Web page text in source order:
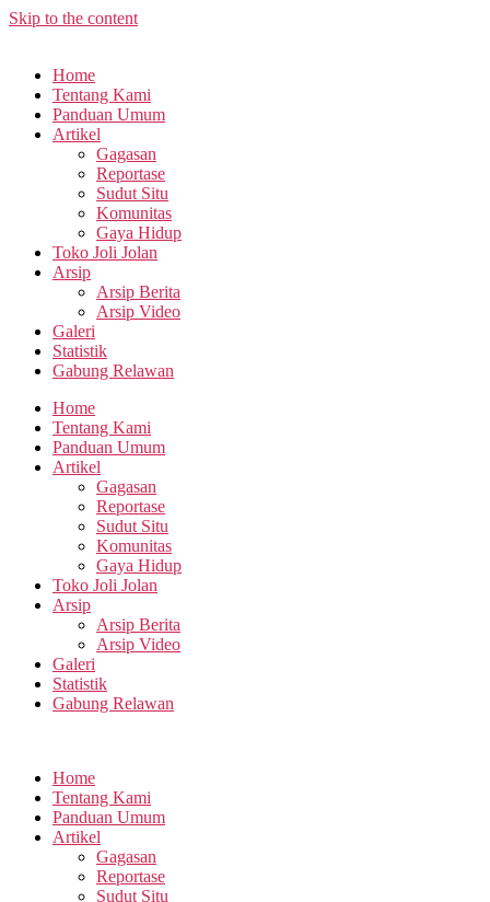
Skip to the content
Home
Tentang Kami
Panduan Umum
Artikel
Gagasan
Reportase
Sudut Situ
Komunitas
Gaya Hidup
Toko Joli Jolan
Arsip
Arsip Berita
Arsip Video
Galeri
Statistik
Gabung Relawan
Home
Tentang Kami
Panduan Umum
Artikel
Gagasan
Reportase
Sudut Situ
Komunitas
Gaya Hidup
Toko Joli Jolan
Arsip
Arsip Berita
Arsip Video
Galeri
Statistik
Gabung Relawan
Home
Tentang Kami
Panduan Umum
Artikel
Gagasan
Reportase
Sudut Situ